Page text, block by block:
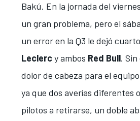
Bakú. En la jornada del
un gran problema, pero el
un error en la Q3 le dejó cuarto
Leclercy ambos Red Bull.
dolor de cabeza para el
ya que dos averías diferentes
pilotos a retirarse, un doble